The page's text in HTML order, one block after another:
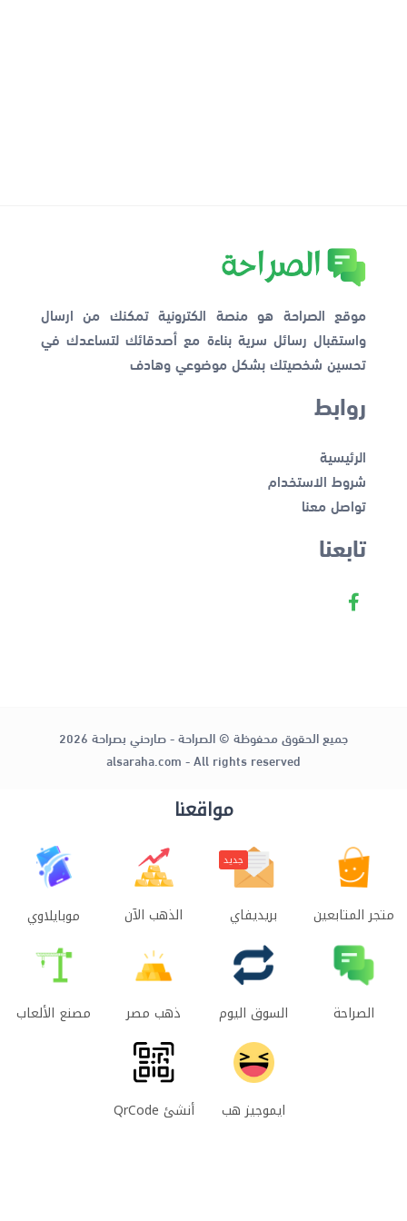
موقع الصراحة هو منصة الكترونية تمكنك من ارسال
واستقبال رسائل سرية بناءة مع أصدقائك لتساعدك في
تحسين شخصيتك بشكل موضوعي وهادف
روابط
الرئيسية
شروط الاستخدام
تواصل معنا
تابعنا
جميع الحقوق محفوظة © الصراحة - صارحني بصراحة 2026
alsaraha.com - All rights reserved